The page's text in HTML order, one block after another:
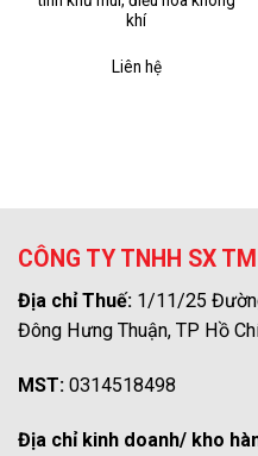
khí
Liên hệ
CÔNG TY TNHH SX
Địa chỉ Thuế: 1/11/25
Đông Hưng Thuận, TP Hồ
MST: 0314518498
Địa chỉ kinh doanh/ kho